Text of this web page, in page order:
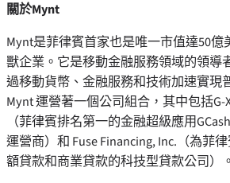
關於Mynt
Mynt是菲律賓首家也是唯一市值達50億
獸企業。它是移動金融服務領域的領導
過移動貨幣、金融服務和技術加速實現
Mynt 運營著一個公司組合，其中包括G-
（菲律賓排名第一的金融超級應用
運營商）和 Fuse Financing, Inc.（為菲
額貸款和商業貸款的科技型貸款公司）。